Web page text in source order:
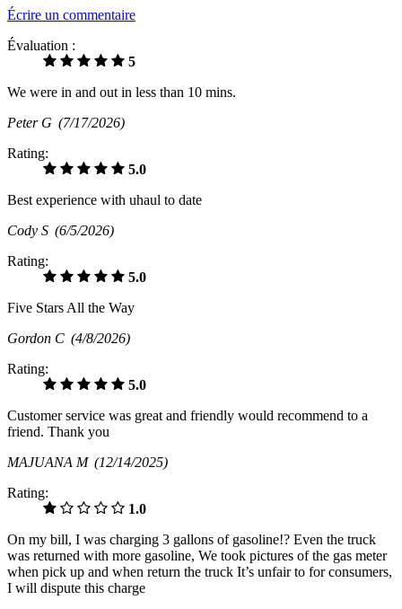
Écrire un commentaire
Évaluation :
5
We were in and out in less than 10 mins.
Peter G (7/17/2026)
Rating:
5.0
Best experience with uhaul to date
Cody S (6/5/2026)
Rating:
5.0
Five Stars All the Way
Gordon C (4/8/2026)
Rating:
5.0
Customer service was great and friendly would recommend to a
friend. Thank you
MAJUANA M (12/14/2025)
Rating:
1.0
On my bill, I was charging 3 gallons of gasoline!? Even the truck
was returned with more gasoline, We took pictures of the gas meter
when pick up and when return the truck It’s unfair to for consumers,
I will dispute this charge